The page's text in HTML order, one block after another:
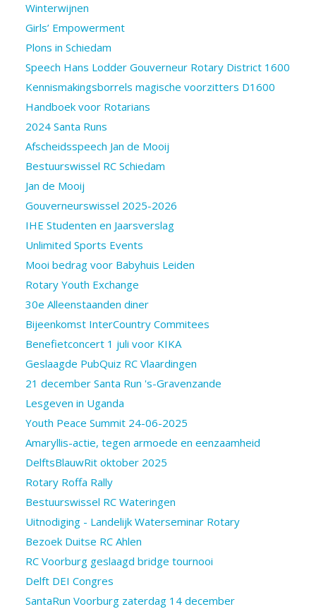
Winterwijnen
Girls’ Empowerment
Plons in Schiedam
Speech Hans Lodder Gouverneur Rotary District 1600
Kennismakingsborrels magische voorzitters D1600
Handboek voor Rotarians
2024 Santa Runs
Afscheidsspeech Jan de Mooij
Bestuurswissel RC Schiedam
Jan de Mooij
Gouverneurswissel 2025-2026
IHE Studenten en Jaarsverslag
Unlimited Sports Events
Mooi bedrag voor Babyhuis Leiden
Rotary Youth Exchange
30e Alleenstaanden diner
Bijeenkomst InterCountry Commitees
Benefietconcert 1 juli voor KIKA
Geslaagde PubQuiz RC Vlaardingen
21 december Santa Run 's-Gravenzande
Lesgeven in Uganda
Youth Peace Summit 24-06-2025
Amaryllis-actie, tegen armoede en eenzaamheid
DelftsBlauwRit oktober 2025
Rotary Roffa Rally
Bestuurswissel RC Wateringen
Uitnodiging - Landelijk Waterseminar Rotary
Bezoek Duitse RC Ahlen
RC Voorburg geslaagd bridge tournooi
Delft DEI Congres
SantaRun Voorburg zaterdag 14 december